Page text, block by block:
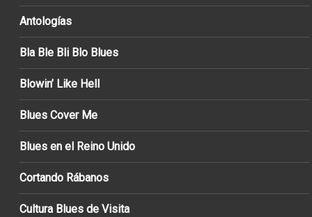
Antologías
Bla Ble Bli Blo Blues
Blowin’ Like Hell
Blues Cover Me
Blues en el Reino Unido
Cortando Rábanos
Cultura Blues de Visita